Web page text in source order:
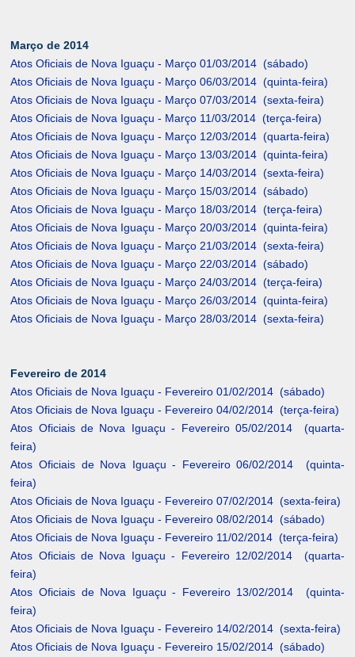
Março de 2014
Atos Oficiais de Nova Iguaçu - Março 01/03/2014 (sábado)
Atos Oficiais de Nova Iguaçu - Março 06/03/2014 (quinta-feira)
Atos Oficiais de Nova Iguaçu - Março 07/03/2014 (sexta-feira)
Atos Oficiais de Nova Iguaçu - Março 11/03/2014 (terça-feira)
Atos Oficiais de Nova Iguaçu - Março 12/03/2014 (quarta-feira)
Atos Oficiais de Nova Iguaçu - Março 13/03/2014 (quinta-feira)
Atos Oficiais de Nova Iguaçu - Março 14/03/2014 (sexta-feira)
Atos Oficiais de Nova Iguaçu - Março 15/03/2014 (sábado)
Atos Oficiais de Nova Iguaçu - Março 18/03/2014 (terça-feira)
Atos Oficiais de Nova Iguaçu - Março 20/03/2014 (quinta-feira)
Atos Oficiais de Nova Iguaçu - Março 21/03/2014 (sexta-feira)
Atos Oficiais de Nova Iguaçu - Março 22/03/2014 (sábado)
Atos Oficiais de Nova Iguaçu - Março 24/03/2014 (terça-feira)
Atos Oficiais de Nova Iguaçu - Março 26/03/2014 (quinta-feira)
Atos Oficiais de Nova Iguaçu - Março 28/03/2014 (sexta-feira)
Fevereiro de 2014
Atos Oficiais de Nova Iguaçu - Fevereiro 01/02/2014 (sábado)
Atos Oficiais de Nova Iguaçu - Fevereiro 04/02/2014 (terça-feira)
Atos Oficiais de Nova Iguaçu - Fevereiro 05/02/2014 (quarta-
feira)
Atos Oficiais de Nova Iguaçu - Fevereiro 06/02/2014 (quinta-
feira)
Atos Oficiais de Nova Iguaçu - Fevereiro 07/02/2014 (sexta-feira)
Atos Oficiais de Nova Iguaçu - Fevereiro 08/02/2014 (sábado)
Atos Oficiais de Nova Iguaçu - Fevereiro 11/02/2014 (terça-feira)
Atos Oficiais de Nova Iguaçu - Fevereiro 12/02/2014 (quarta-
feira)
Atos Oficiais de Nova Iguaçu - Fevereiro 13/02/2014 (quinta-
feira)
Atos Oficiais de Nova Iguaçu - Fevereiro 14/02/2014 (sexta-feira)
Atos Oficiais de Nova Iguaçu - Fevereiro 15/02/2014 (sábado)